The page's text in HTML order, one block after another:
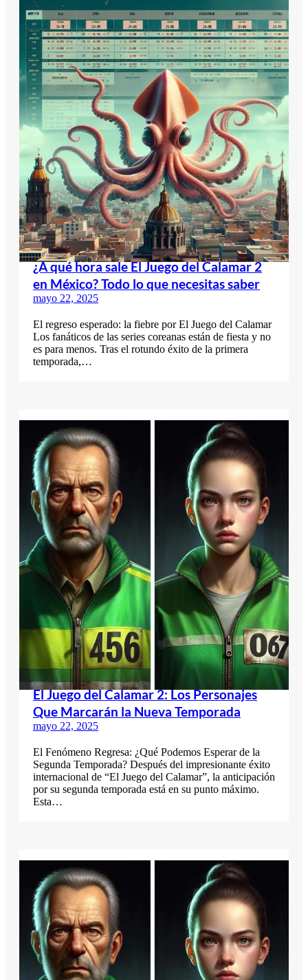
¿A qué hora sale El Juego del Calamar 2
en México? Todo lo que necesitas saber
mayo 22, 2025
El regreso esperado: la fiebre por El Juego del Calamar
Los fanáticos de las series coreanas están de fiesta y no
es para menos. Tras el rotundo éxito de la primera
temporada,…
El Juego del Calamar 2: Los Personajes
Que Marcarán la Nueva Temporada
mayo 22, 2025
El Fenómeno Regresa: ¿Qué Podemos Esperar de la
Segunda Temporada? Después del impresionante éxito
internacional de “El Juego del Calamar”, la anticipación
por su segunda temporada está en su punto máximo.
Esta…